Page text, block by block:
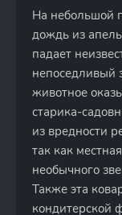
На небольшой
дождь из
падает
непоседливый
животное
старика-
из вредности
так как
необычного
Также эта
кондитерской